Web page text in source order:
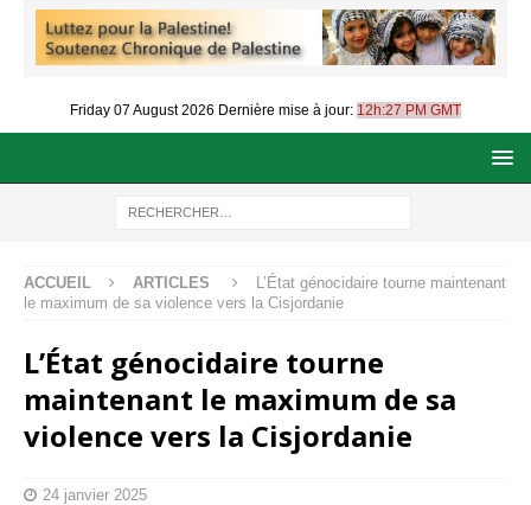
Friday 07 August 2026 Dernière mise à jour: 12h:27 PM GMT
ACCUEIL ARTICLES
L’État génocidaire tourne maintenant
le maximum de sa violence vers la Cisjordanie
L’État génocidaire tourne
maintenant le maximum de sa
violence vers la Cisjordanie
24 janvier 2025